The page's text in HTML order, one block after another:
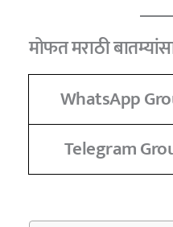
मोफत मराठी
WhatsApp
Telegram